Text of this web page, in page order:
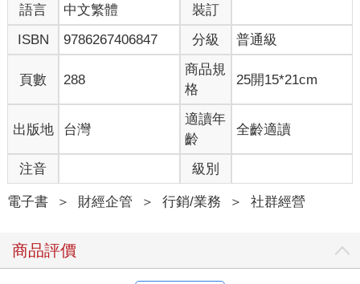
語言 中文繁體
裝訂
ISBN
9786267406847 分級 普通級
頁數 288
商品規
格
25開15*21cm
出版地 台灣
適讀年
齡
全齡適讀
注音 級別
電子書 ＞ 財經企管 ＞ 行銷/業務 ＞ 社群經營
商品評價